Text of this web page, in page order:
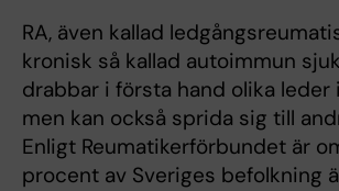
RA, även kallad
kronisk så kallad autoimmun
drabbar i första hand olika leder
men kan också sprida sig till
Enligt Reumatikerförbundet är
procent av Sveriges befolkning